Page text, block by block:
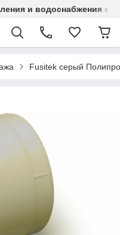
и водоснабжения в
Fusitek серый